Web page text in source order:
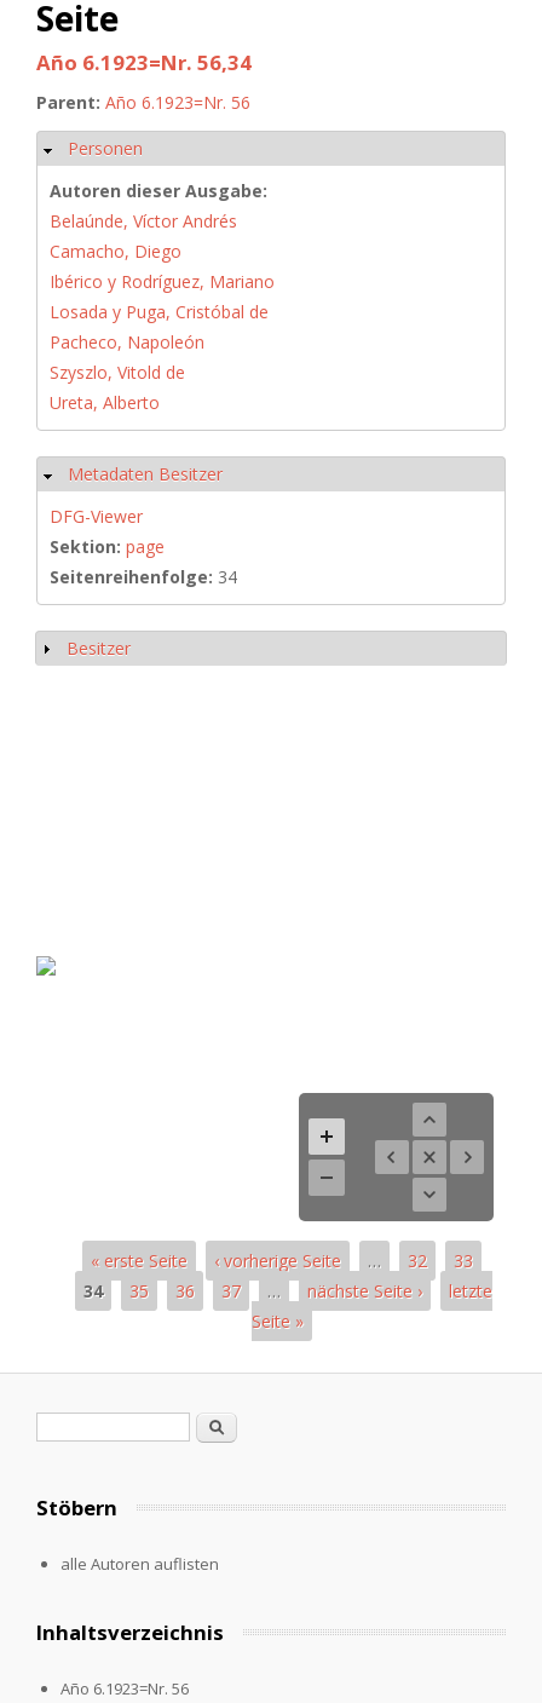
Seite
Año 6.1923=Nr. 56,34
Parent: Año 6.1923=Nr. 56
Ausblenden
Personen
Autoren dieser Ausgabe:
Belaúnde, Víctor Andrés
Camacho, Diego
Ibérico y Rodríguez, Mariano
Losada y Puga, Cristóbal de
Pacheco, Napoleón
Szyszlo, Vitold de
Ureta, Alberto
Ausblenden
Metadaten Besitzer
DFG-Viewer
Sektion: page
Seitenreihenfolge: 34
Anzeigen
Besitzer
« erste Seite ‹ vorherige Seite … 32
33
34
35 36 37 … nächste Seite ›
letzte
Seite »
Suche
Stöbern
alle Autoren auflisten
Inhaltsverzeichnis
Año 6.1923=Nr. 56